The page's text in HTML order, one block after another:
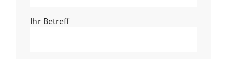
Ihr Betreff